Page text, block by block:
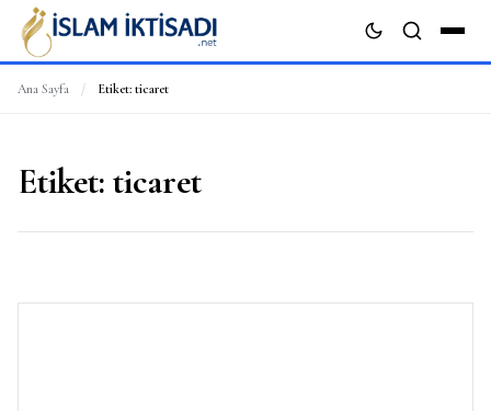
Ana Sayfa / Etiket: ticaret
Etiket: ticaret